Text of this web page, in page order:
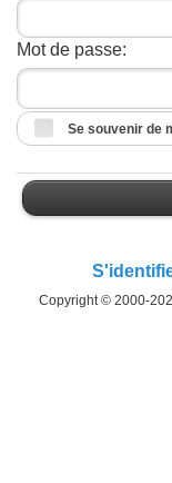
Mot de passe:
Se souvenir de
Copyright © 2000-